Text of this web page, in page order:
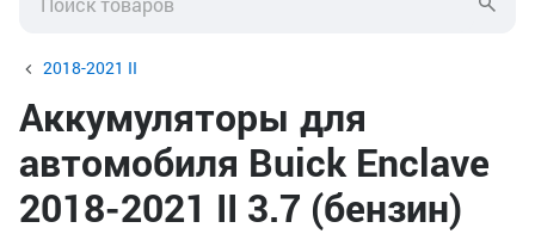
2018-2021 II
Аккумуляторы для
автомобиля Buick Enclave
2018-2021 II 3.7 (бензин)